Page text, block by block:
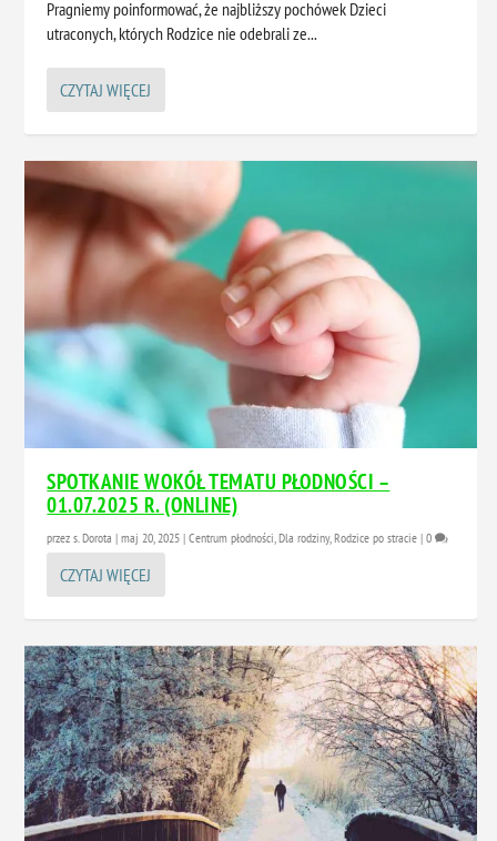
Pragniemy poinformować, że najbliższy pochówek Dzieci
utraconych, których Rodzice nie odebrali ze...
CZYTAJ WIĘCEJ
SPOTKANIE WOKÓŁ TEMATU PŁODNOŚCI –
01.07.2025 R. (ONLINE)
przezs. Dorota |maj 20, 2025 |Centrum płodności,Dla rodziny,Rodzice po stracie |0
CZYTAJ WIĘCEJ